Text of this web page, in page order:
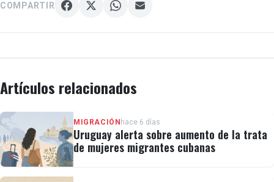
COMPARTIR
Artículos relacionados
MIGRACIÓN hace 6 días
Uruguay alerta sobre aumento de la trata
de mujeres migrantes cubanas